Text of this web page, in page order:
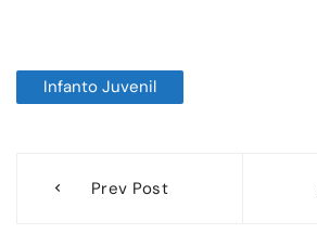
Infanto Juvenil
Prev Post